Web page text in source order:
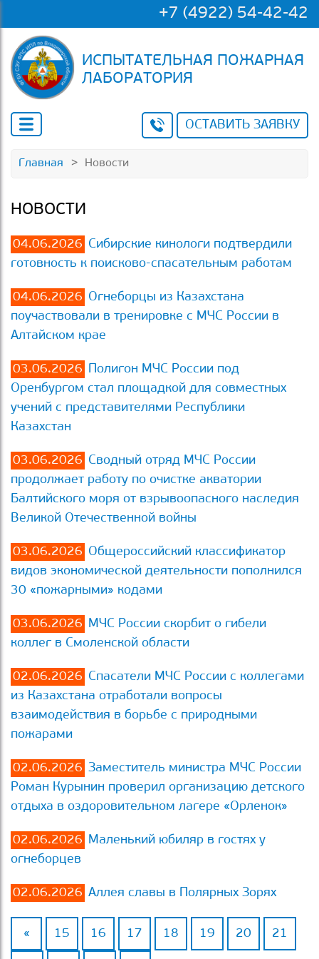
+7 (4922) 54-42-42
ИСПЫТАТЕЛЬНАЯ ПОЖАРНАЯ
ЛАБОРАТОРИЯ
ОСТАВИТЬ ЗАЯВКУ
Главная Новости
НОВОСТИ
04.06.2026 Сибирские кинологи подтвердили
готовность к поисково-спасательным работам
04.06.2026 Огнеборцы из Казахстана
поучаствовали в тренировке с МЧС России в
Алтайском крае
03.06.2026 Полигон МЧС России под
Оренбургом стал площадкой для совместных
учений с представителями Республики
Казахстан
03.06.2026 Сводный отряд МЧС России
продолжает работу по очистке акватории
Балтийского моря от взрывоопасного наследия
Великой Отечественной войны
03.06.2026 Общероссийский классификатор
видов экономической деятельности пополнился
30 «пожарными» кодами
03.06.2026 МЧС России скорбит о гибели
коллег в Смоленской области
02.06.2026 Спасатели МЧС России с коллегами
из Казахстана отработали вопросы
взаимодействия в борьбе с природными
пожарами
02.06.2026 Заместитель министра МЧС России
Роман Курынин проверил организацию детского
отдыха в оздоровительном лагере «Орленок»
02.06.2026 Маленький юбиляр в гостях у
огнеборцев
02.06.2026 Аллея славы в Полярных Зорях
« 15 16 17 18 19 20 21